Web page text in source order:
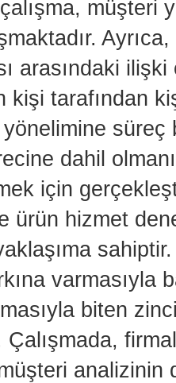
müşteri
arasındaki
kişi tarafından
dahil
için
ürün hizmet
varmasıyla
biten
Çalışmada,
analizinin